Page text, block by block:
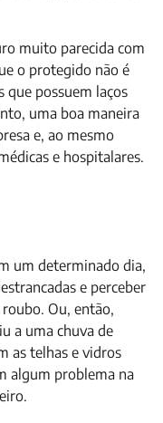
muito parecida com
o protegido não é
que possuem laços
uma boa maneira
e, ao mesmo
e hospitalares.
um determinado dia,
e perceber
Ou, então,
a uma chuva de
as telhas e vidros
algum problema na